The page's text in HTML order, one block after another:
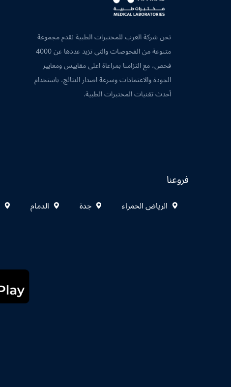
نحن شركة العرب للمختبرات الطبية نقدم مجموعة
متنوعة من الفحوصات والتي تزيد عددها عن 4000
فحص، مع التزامنا بمراعاة اعلى مقاييس ومعايير
الجودة والاعتمادات وسرعة اصدار النتائج، باستخدام
أحدث تقنيات المختبرات الطبية.
فروعنا
الرياض الحمراء جدة الدمام